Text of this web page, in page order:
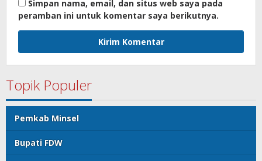
Simpan nama, email, dan situs web saya pada
peramban ini untuk komentar saya berikutnya.
Topik Populer
Pemkab Minsel
Bupati FDW